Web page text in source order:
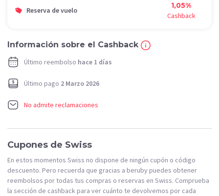
Reserva de vuelo
1,05%
Cashback
Información sobre el Cashback
Último reembolso hace 1 días
Último pago 2 Marzo 2026
No admite reclamaciones
Cupones de Swiss
En estos momentos Swiss no dispone de ningún cupón o código
descuento. Pero recuerda que gracias a beruby puedes obtener
reembolsos por todas tus compras o reservas en Swiss. Comprueba
la sección de cashback para ver cuánto te devolvemos por cada